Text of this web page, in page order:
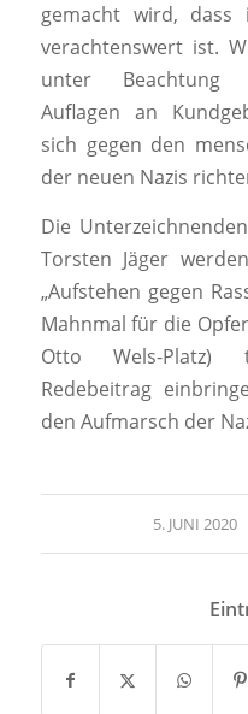
gemacht wird, dass
verachtenswert ist.
unter Beachtung
Auflagen an
sich gegen den
der neuen Nazis
Die
Torsten Jäger
„Aufstehen gegen
Mahnmal für die
Otto Wels-Platz)
Redebeitrag
den Aufmarsch der
5. JUNI 2020
/